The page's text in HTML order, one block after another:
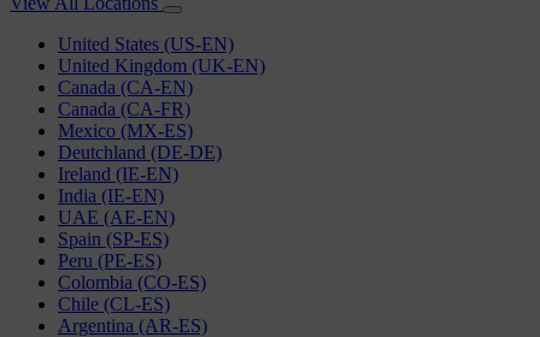
United States (US-EN)
United Kingdom (UK-EN)
Canada (CA-EN)
Canada (CA-FR)
Mexico (MX-ES)
Deutchland (DE-DE)
Ireland (IE-EN)
India (IE-EN)
UAE (AE-EN)
Spain (SP-ES)
Peru (PE-ES)
Colombia (CO-ES)
Chile (CL-ES)
Argentina (AR-ES)